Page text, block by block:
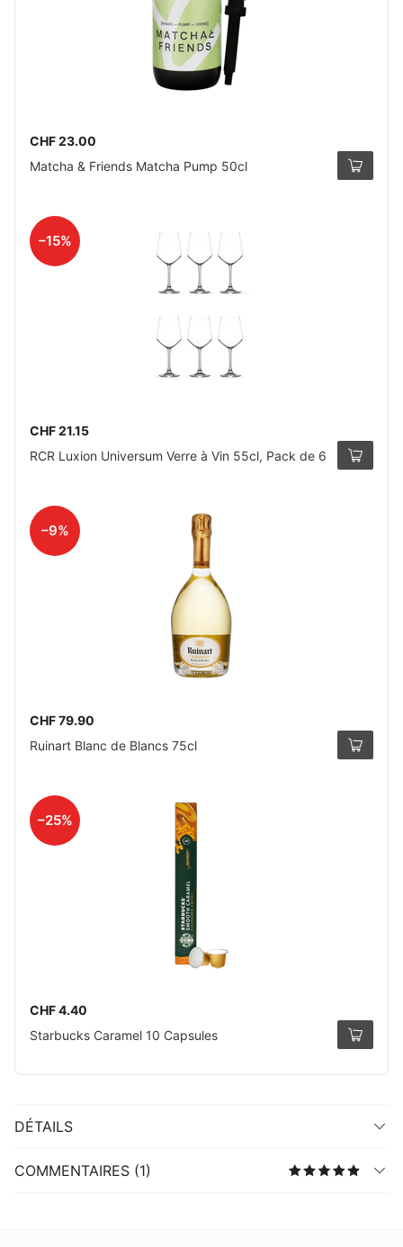
CHF 23.00
Matcha & Friends Matcha Pump 50cl
–15%
CHF 21.15
RCR Luxion Universum Verre à Vin 55cl, Pack de 6
–9%
CHF 79.90
Ruinart Blanc de Blancs 75cl
–25%
CHF 4.40
Starbucks Caramel 10 Capsules
DÉTAILS
COMMENTAIRES (1)